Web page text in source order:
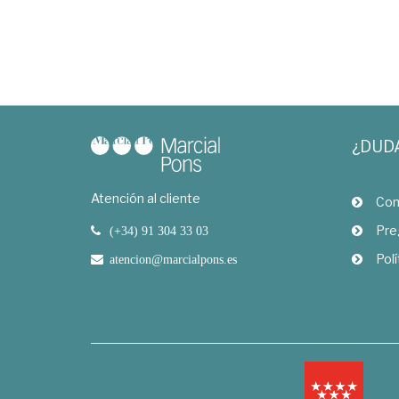
Atención al cliente
(+34) 91 304 33 03
atencion@marcialpons.es